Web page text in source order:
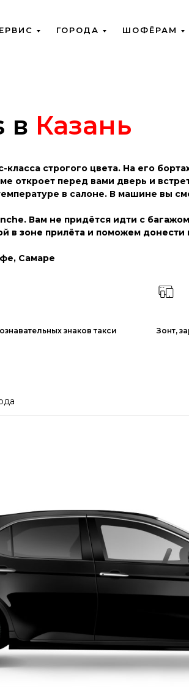
ГОРОДА ШОФЁРАМ
в Казань
строгого цвета. На его
откроет перед вами дверь и
в салоне. В машине вы
Вам не придётся идти с
в зоне прилёта и поможем
Самаре
знаков такси Зонт,